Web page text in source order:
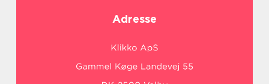
Adresse